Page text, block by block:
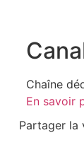
Chaîne
En savoir
Partager la